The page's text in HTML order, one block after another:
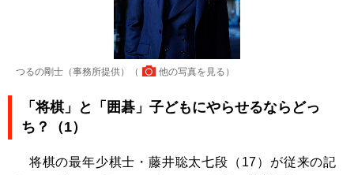
つるの剛士（事務所提供）（ 他の写真を見る ）
「将棋」と「囲碁」子どもにやらせるならどっ
ち？（1）
将棋の最年少棋士・藤井聡太七段（17）が従来の記